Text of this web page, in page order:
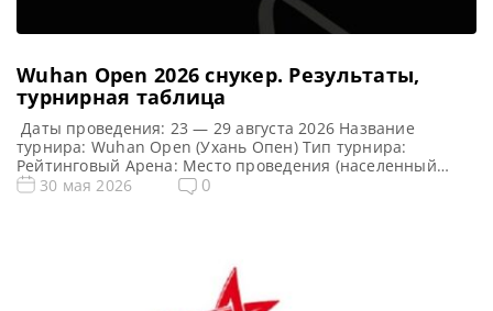
Wuhan Open 2026 cнукер. Результаты,
турнирная таблица
Даты проведения: 23 — 29 августа 2026 Название
турнира: Wuhan Open (Ухань Опен) Тип турнира:
Рейтинговый Арена: Место проведения (населенный
пункт, город, страна): Ухань, Китай (КНР) Победитель
30 мая 2026 0